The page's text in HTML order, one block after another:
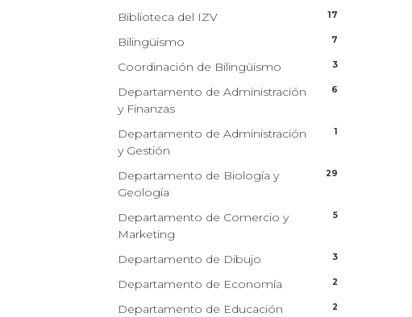
Biblioteca del IZV 17
Bilingüismo 7
Coordinación de Bilingüismo 3
Departamento de Administración
y Finanzas
6
Departamento de Administración
y Gestión
1
Departamento de Biología y
Geología
29
Departamento de Comercio y
Marketing
5
Departamento de Dibujo 3
Departamento de Economía 2
Departamento de Educación
2